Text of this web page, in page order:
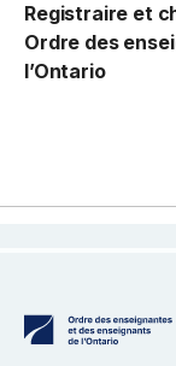
Registraire et
Ordre des
l’Ontario